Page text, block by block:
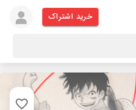
خرید اشتراک